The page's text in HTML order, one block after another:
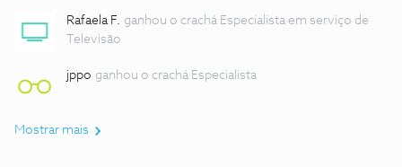
Rafaela F. ganhou o crachá Especialista em serviço de
Televisão
jppo ganhou o crachá Especialista
Mostrar mais